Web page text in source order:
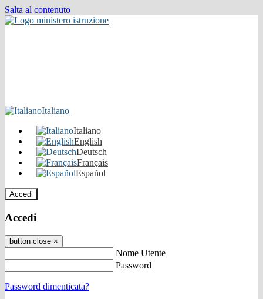
Salta al contenuto
Italiano
Italiano
English
Deutsch
Français
Español
Accedi
Accedi
button close ×
Nome Utente
Password
Password dimenticata?